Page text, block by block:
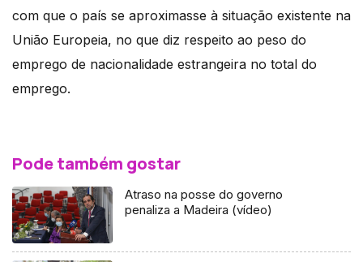
com que o país se aproximasse à situação existente na
União Europeia, no que diz respeito ao peso do
emprego de nacionalidade estrangeira no total do
emprego.
Pode também gostar
Atraso na posse do governo
penaliza a Madeira (vídeo)